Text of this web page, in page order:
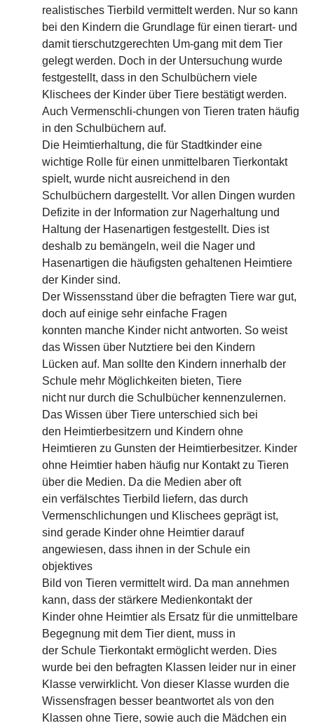
realistisches Tierbild vermittelt werden. Nur so kann
bei den Kindern die Grundlage für einen tierart- und
damit tierschutzgerechten Um-gang mit dem Tier
gelegt werden. Doch in der Untersuchung wurde
festgestellt, dass in den Schulbüchern viele
Klischees der Kinder über Tiere bestätigt werden.
Auch Vermenschli-chungen von Tieren traten häufig
in den Schulbüchern auf.
Die Heimtierhaltung, die für Stadtkinder eine
wichtige Rolle für einen unmittelbaren Tierkontakt
spielt, wurde nicht ausreichend in den
Schulbüchern dargestellt. Vor allen Dingen wurden
Defizite in der Information zur Nagerhaltung und
Haltung der Hasenartigen festgestellt. Dies ist
deshalb zu bemängeln, weil die Nager und
Hasenartigen die häufigsten gehaltenen Heimtiere
der Kinder sind.
Der Wissensstand über die befragten Tiere war gut,
doch auf einige sehr einfache Fragen
konnten manche Kinder nicht antworten. So weist
das Wissen über Nutztiere bei den Kindern
Lücken auf. Man sollte den Kindern innerhalb der
Schule mehr Möglichkeiten bieten, Tiere
nicht nur durch die Schulbücher kennenzulernen.
Das Wissen über Tiere unterschied sich bei
den Heimtierbesitzern und Kindern ohne
Heimtieren zu Gunsten der Heimtierbesitzer. Kinder
ohne Heimtier haben häufig nur Kontakt zu Tieren
über die Medien. Da die Medien aber oft
ein verfälschtes Tierbild liefern, das durch
Vermenschlichungen und Klischees geprägt ist,
sind gerade Kinder ohne Heimtier darauf
angewiesen, dass ihnen in der Schule ein
objektives
Bild von Tieren vermittelt wird. Da man annehmen
kann, dass der stärkere Medienkontakt der
Kinder ohne Heimtier als Ersatz für die unmittelbare
Begegnung mit dem Tier dient, muss in
der Schule Tierkontakt ermöglicht werden. Dies
wurde bei den befragten Klassen leider nur in einer
Klasse verwirklicht. Von dieser Klasse wurden die
Wissensfragen besser beantwortet als von den
Klassen ohne Tiere, sowie auch die Mädchen ein